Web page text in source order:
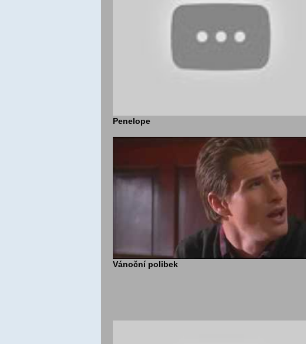
Penelope
Vánoční polibek